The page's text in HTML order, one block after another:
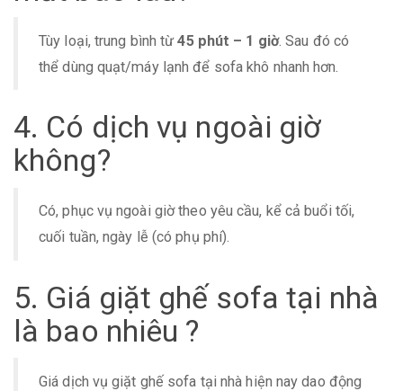
Tùy loại, trung bình từ45 phút – 1 giờ. Sau đó có
thể dùng quạt/máy lạnh để sofa khô nhanh hơn.
4. Có dịch vụ ngoài giờ
không?
Có, phục vụ ngoài giờ theo yêu cầu, kể cả buổi tối,
cuối tuần, ngày lễ (có phụ phí).
5. Giá giặt ghế sofa tại nhà
là bao nhiêu ?
Giá dịch vụ giặt ghế sofa tại nhà hiện nay dao động